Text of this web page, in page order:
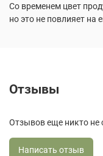
Со временем цвет
но это не повлияет на
Отзывы
Отзывов еще никто не
Написать отзыв